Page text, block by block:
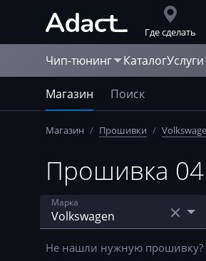
Где сделать
Чип-тюнинг КаталогУслуги
Магазин Поиск
Магазин / Прошивки /
Прошивка
Марка
Acura
Не нашли нужную